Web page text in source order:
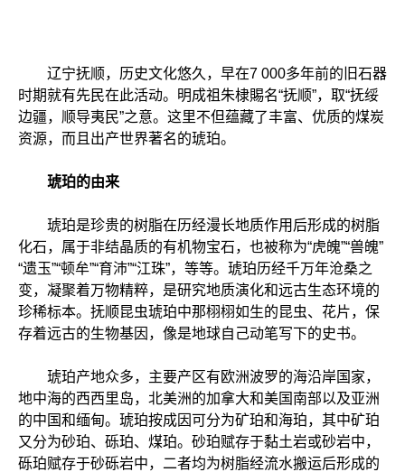
辽宁抚顺，历史文化悠久，早在7 000多年前的旧石器
时期就有先民在此活动。明成祖朱棣賜名“抚顺”，取“抚绥
边疆，顺导夷民”之意。这里不但蕴藏了丰富、优质的煤炭
资源，而且出产世界著名的琥珀。
琥珀的由来
琥珀是珍贵的树脂在历经漫长地质作用后形成的树脂
化石，属于非结晶质的有机物宝石，也被称为“虎魄”“兽魄”
“遗玉”“顿牟”“育沛”“江珠”，等等。琥珀历经千万年沧桑之
变，凝聚着万物精粹，是研究地质演化和远古生态环境的
珍稀标本。抚顺昆虫琥珀中那栩栩如生的昆虫、花片，保
存着远古的生物基因，像是地球自己动笔写下的史书。
琥珀产地众多，主要产区有欧洲波罗的海沿岸国家，
地中海的西西里岛，北美洲的加拿大和美国南部以及亚洲
的中国和缅甸。琥珀按成因可分为矿珀和海珀，其中矿珀
又分为砂珀、砾珀、煤珀。砂珀赋存于黏土岩或砂岩中，
砾珀赋存于砂砾岩中，二者均为树脂经流水搬运后形成的